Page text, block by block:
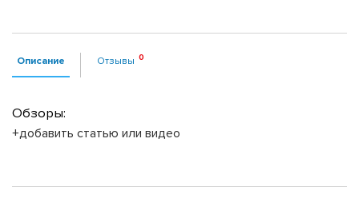
Описание Отзывы
Обзоры:
+добавить статью или видео